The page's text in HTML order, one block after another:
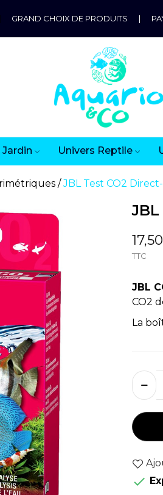
GRAND CHOIX DE PRODUITS |
Jardin Univers Reptile
JBL Test CO2
TTC
JBL
CO2
La
